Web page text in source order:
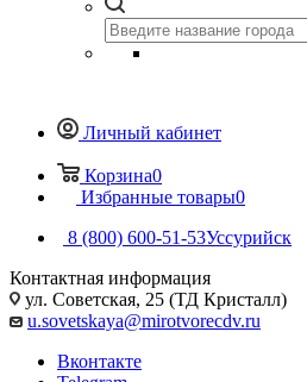
Личный кабинет
Корзина0
Избранные товары0
8 (800) 600-51-53Уссурийск
Контактная информация
ул. Советская, 25 (ТД Кристалл)
u.sovetskaya@mirotvorecdv.ru
Вконтакте